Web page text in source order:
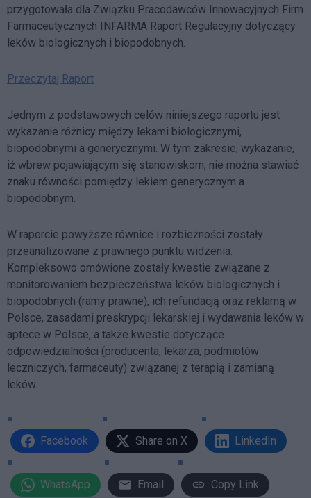
przygotowała dla Związku Pracodawców Innowacyjnych Firm
Farmaceutycznych INFARMA Raport Regulacyjny dotyczący
leków biologicznych i biopodobnych.
Przeczytaj Raport
Jednym z podstawowych celów niniejszego raportu jest
wykazanie różnicy między lekami biologicznymi,
biopodobnymi a generycznymi. W tym zakresie, wykazanie,
iż wbrew pojawiającym się stanowiskom, nie można stawiać
znaku równości pomiędzy lekiem generycznym a
biopodobnym.
W raporcie powyższe równice i rozbieżności zostały
przeanalizowane z prawnego punktu widzenia.
Kompleksowo omówione zostały kwestie związane z
monitorowaniem bezpieczeństwa leków biologicznych i
biopodobnych (ramy prawne), ich refundacją oraz reklamą w
Polsce, zasadami preskrypcji lekarskiej i wydawania leków w
aptece w Polsce, a także kwestie dotyczące
odpowiedzialności (producenta, lekarza, podmiotów
leczniczych, farmaceuty) związanej z terapią i zamianą
leków.
Facebook Share on X LinkedIn
WhatsApp Email Copy Link